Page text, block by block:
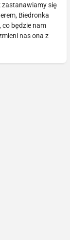
zastanawiamy się
Biedronka
co będzie nam
nas ona z